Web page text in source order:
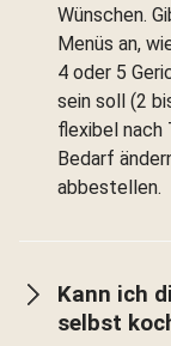
Wünschen.
Menüs an,
4 oder 5
sein soll (2
flexibel nach
Bedarf
abbestellen.
Kann ich
selbst